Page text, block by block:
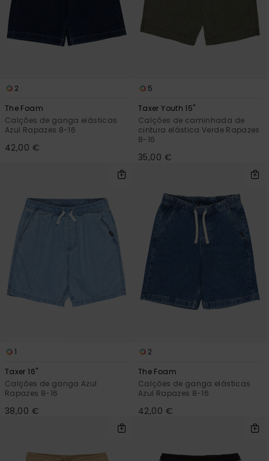
2
The Foam
Calções de ganga elásticas
Azul Rapazes 8-16
42,00 €
5
Taxer Youth 15"
Calções de caminhada de
cintura elástica Verde Rapazes
8-16
35,00 €
1
Taxer 16"
Calções de ganga Azul
Rapazes 8-16
38,00 €
2
The Foam
Calções de ganga elásticas
Azul Rapazes 8-16
42,00 €